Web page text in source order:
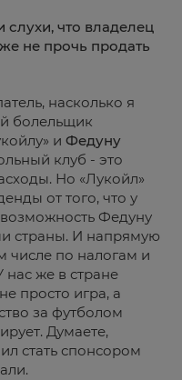
слухи, что владелец
не прочь продать
насколько я
болельщик
и Федуну
клуб - это
Но «Лукойл»
от того, что у
возможность Федуну
страны. И напрямую
числе по налогам и
нас же в стране
просто игра, а
за футболом
Думаете,
стать спонсором